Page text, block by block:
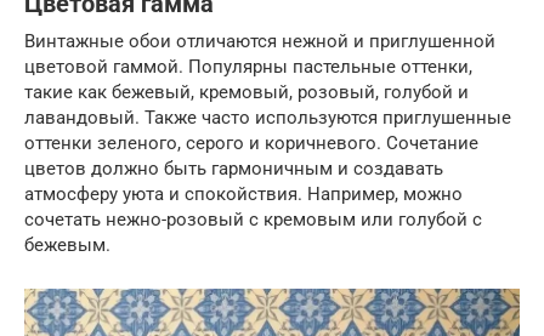
Винтажные обои отличаются нежной и приглушенной
цветовой гаммой. Популярны пастельные оттенки,
такие как бежевый, кремовый, розовый, голубой и
лавандовый. Также часто используются приглушенные
оттенки зеленого, серого и коричневого. Сочетание
цветов должно быть гармоничным и создавать
атмосферу уюта и спокойствия. Например, можно
сочетать нежно-розовый с кремовым или голубой с
бежевым.